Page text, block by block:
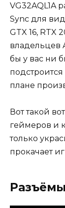
VG32AQL1A
Sync для
GTX 16, RTX
владельцев
бы у вас ни
плане
Вот такой
геймеров и
только
прокачает
Разъёмы